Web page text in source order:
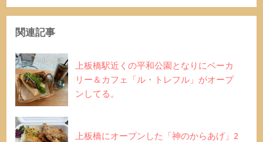
関連記事
上板橋駅近くの平和公園となりにベーカ
リー＆カフェ「ル・トレフル」がオープ
ンしてる。
上板橋にオープンした「神のからあげ」2